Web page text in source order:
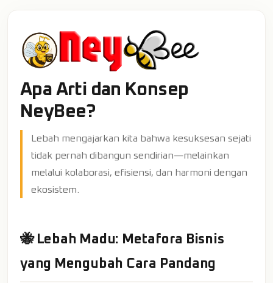
Apa Arti dan Konsep
NeyBee?
Lebah mengajarkan kita bahwa kesuksesan sejati
tidak pernah dibangun sendirian—melainkan
melalui kolaborasi, efisiensi, dan harmoni dengan
ekosistem.
🐝 Lebah Madu: Metafora Bisnis
yang Mengubah Cara Pandang